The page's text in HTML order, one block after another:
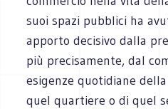
suoi spazi pubblici ha
apporto decisivo dalla
più precisamente, dal
esigenze quotidiane
quel quartiere o di quel